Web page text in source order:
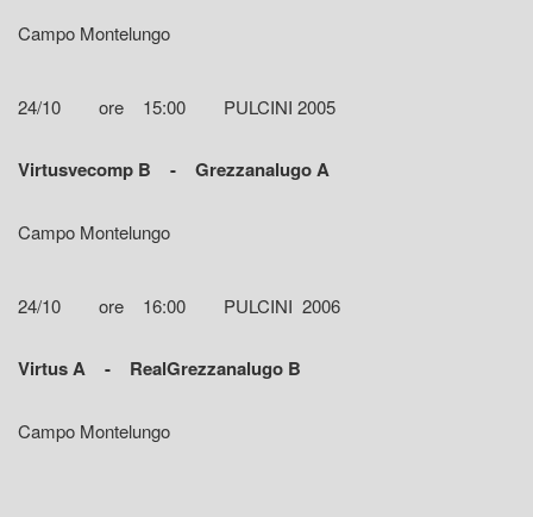
Campo Montelungo
24/10 ore 15:00 PULCINI 2005
Virtusvecomp B - Grezzanalugo A
Campo Montelungo
24/10 ore 16:00 PULCINI 2006
Virtus A - RealGrezzanalugo B
Campo Montelungo